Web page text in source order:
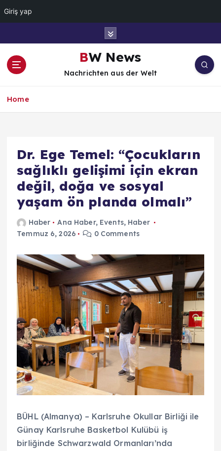
Giriş yap
BW News
Nachrichten aus der Welt
Home
Dr. Ege Temel: “Çocukların
sağlıklı gelişimi için ekran
değil, doğa ve sosyal
yaşam ön planda olmalı”
Haber Ana Haber, Events, Haber
Temmuz 6, 2026
0 Comments
BÜHL (Almanya) – Karlsruhe Okullar Birliği ile
Günay Karlsruhe Basketbol Kulübü iş
birliğinde Schwarzwald Ormanları’nda